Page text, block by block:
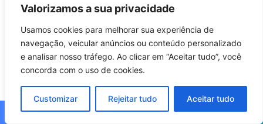
Valorizamos a sua privacidade
Usamos cookies para melhorar sua experiência de
navegação, veicular anúncios ou conteúdo personalizado
e analisar nosso tráfego. Ao clicar em “Aceitar tudo”, você
concorda com o uso de cookies.
Customizar Rejeitar tudo Aceitar tudo
Apostila para Motoristas
de São Valentim do Sul –
RS: Guia 2026 Completo
Apostila Profissional para
Operador de Máquinas –
São Valentim do Sul RS
2026